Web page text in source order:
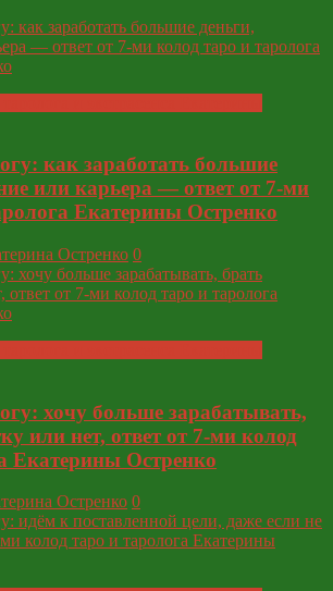
как заработать большие
или карьера — ответ от 7-ми
Екатерины Остренко
Остренко 0
хочу больше зарабатывать,
или нет, ответ от 7-ми колод
Екатерины Остренко
Остренко 0